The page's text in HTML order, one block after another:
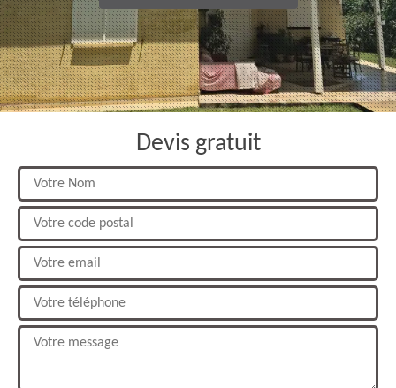
Devis gratuit